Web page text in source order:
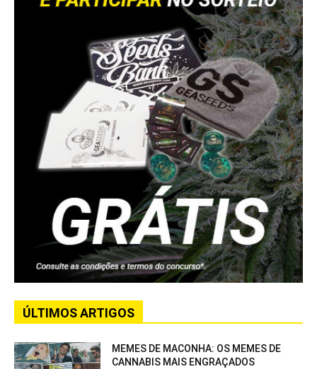
ÚLTIMOS ARTIGOS
MEMES DE MACONHA: OS MEMES DE
CANNABIS MAIS ENGRAÇADOS